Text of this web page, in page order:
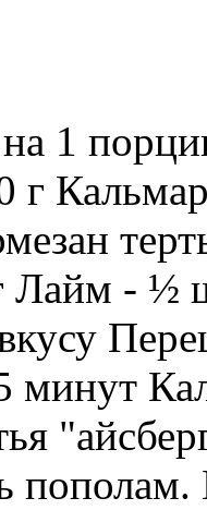
1
г
Лайм - ½